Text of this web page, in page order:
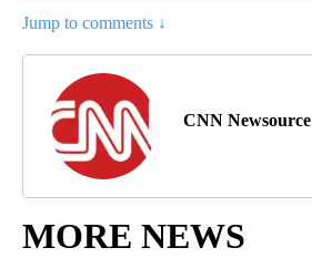
Jump to comments ↓
CNN Newsource
MORE NEWS